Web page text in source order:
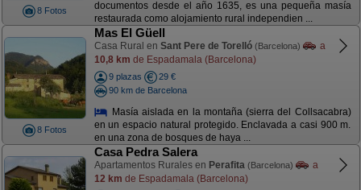
8 Fotos
documentos desde el año 1635, es una pequeña masía
restaurada como alojamiento rural independien ...
8 Fotos
Mas El Güell
Casa Rural en Sant Pere de Torelló (Barcelona)
a
10,8 km de Espadamala (Barcelona)
9 plazas
29 €
90 km de Barcelona
Masía aislada en la montaña (sierra del Collsacabra)
en un espacio natural protegido. Enclavada a casi 900 m.
en una zona de bosques de haya ...
Casa Pedra Salera
Apartamentos Rurales en Perafita (Barcelona)
a
12 km de Espadamala (Barcelona)